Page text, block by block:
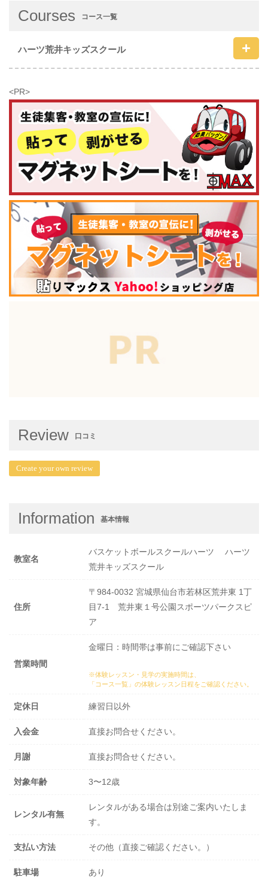
Courses コース一覧
ハーツ荒井キッズスクール
<PR>
Review 口コミ
Create your own review
Information 基本情報
教室名
バスケットボールスクールハーツ ハーツ
荒井キッズスクール
住所
〒984-0032 宮城県仙台市若林区荒井東 1丁
目7-1 荒井東１号公園スポーツパークスピ
ア
営業時間
金曜日：時間帯は事前にご確認下さい
※体験レッスン・見学の実施時間は、
「コース一覧」の体験レッスン日程をご確認ください。
定休日 練習日以外
入会金 直接お問合せください。
月謝 直接お問合せください。
対象年齢 3〜12歳
レンタル有無
レンタルがある場合は別途ご案内いたしま
す。
支払い方法 その他（直接ご確認ください。）
駐車場 あり